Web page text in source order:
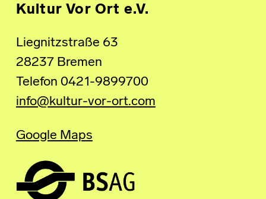
Kultur Vor Ort e.V.
Liegnitzstraße 63
28237 Bremen
Telefon 0421-9899700
info@kultur-vor-ort.com
Google Maps